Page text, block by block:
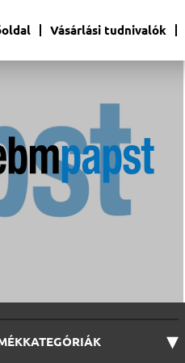
Vásárlási tudnivalók
▾